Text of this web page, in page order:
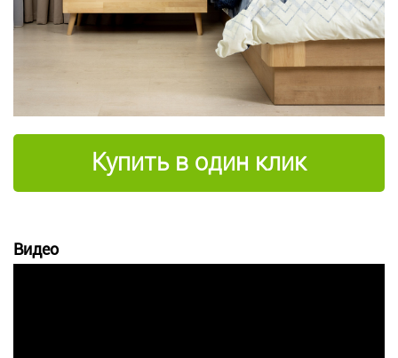
Купить в один клик
Видео